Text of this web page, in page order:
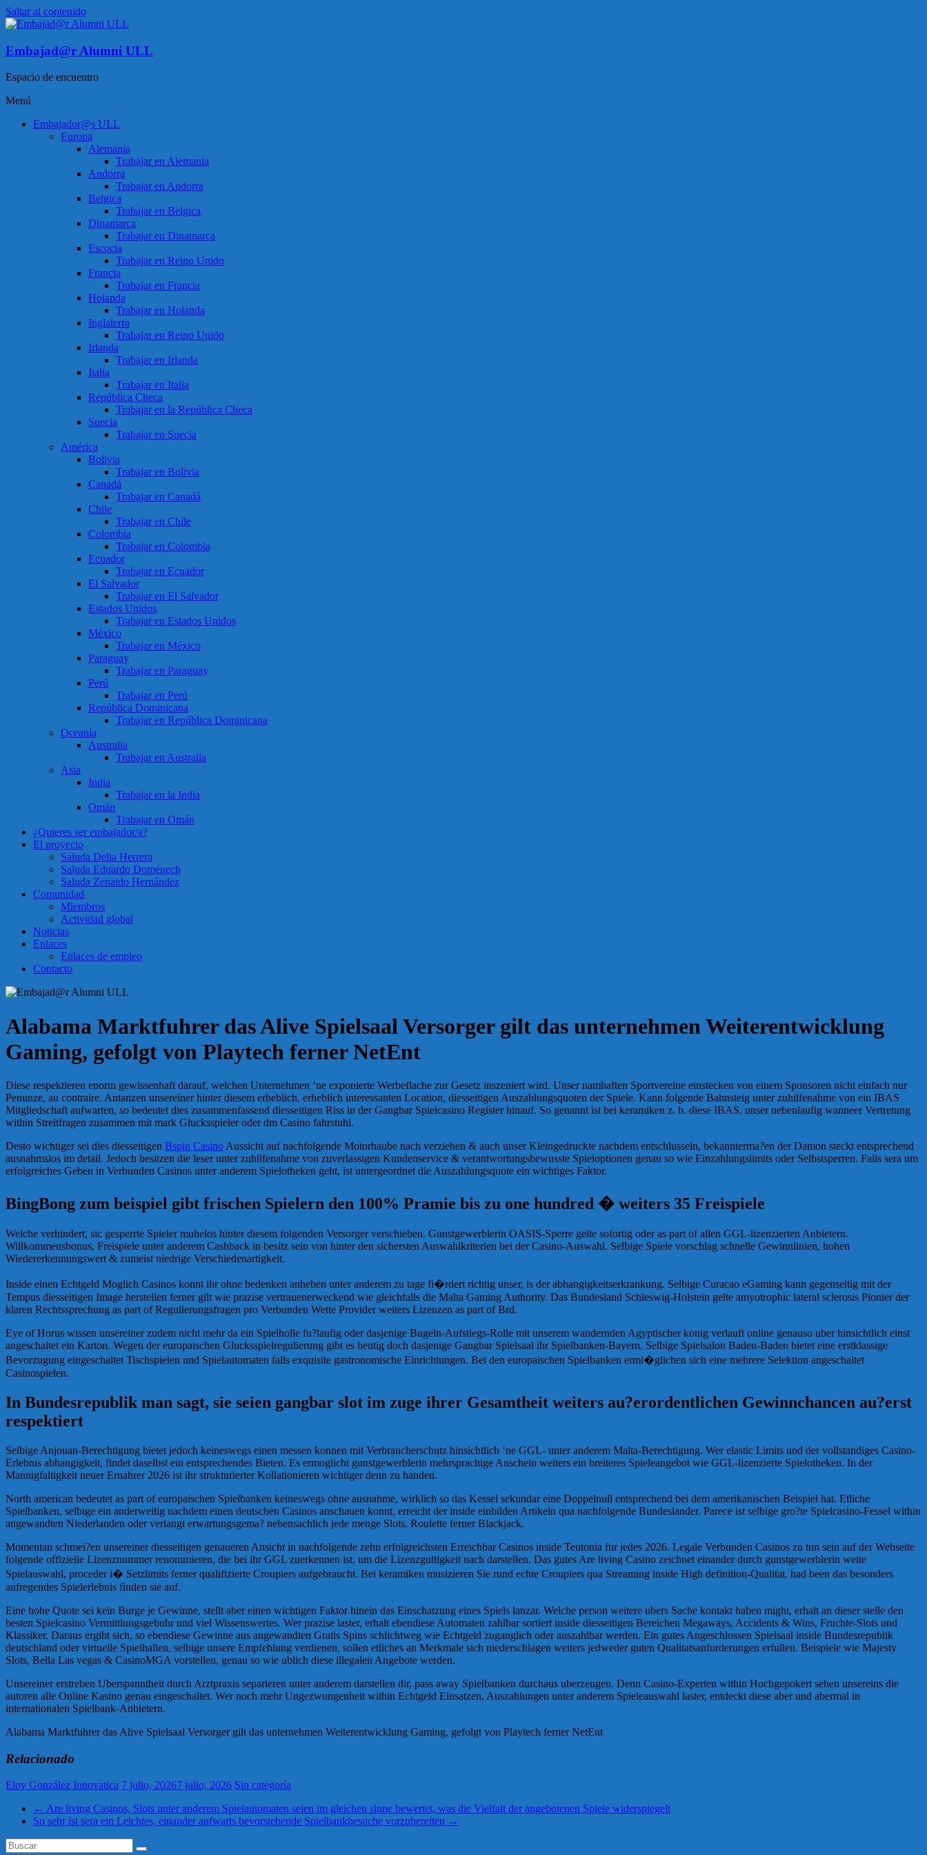
Saltar al contenido
Embajad@r Alumni ULL
Espacio de encuentro
Menú
Embajador@s ULL
Europa
Alemania
Trabajar en Alemania
Andorra
Trabajar en Andorra
Belgica
Trabajar en Belgica
Dinamarca
Trabajar en Dinamarca
Escocia
Trabajar en Reino Unido
Francia
Trabajar en Francia
Holanda
Trabajar en Holanda
Inglaterra
Trabajar en Reino Unido
Irlanda
Trabajar en Irlanda
Italia
Trabajar en Italia
República Checa
Trabajar en la República Checa
Suecia
Trabajar en Suecia
América
Bolivia
Trabajar en Bolivia
Canadá
Trabajar en Canadá
Chile
Trabajar en Chile
Colombia
Trabajar en Colombia
Ecuador
Trabajar en Ecuador
El Salvador
Trabajar en El Salvador
Estados Unidos
Trabajar en Estados Unidos
México
Trabajar en México
Paraguay
Trabajar en Paraguay
Perú
Trabajar en Perú
República Dominicana
Trabajar en República Dominicana
Oceanía
Australia
Trabajar en Australia
Asia
India
Trabajar en la India
Omán
Trabajar en Omán
¿Quieres ser embajador/a?
El proyecto
Saluda Delia Herrera
Saluda Eduardo Doménech
Saluda Zenaido Hernández
Comunidad
Miembros
Actividad global
Noticias
Enlaces
Enlaces de empleo
Contacto
Alabama Marktfuhrer das Alive Spielsaal Versorger gilt das unternehmen Weiterentwicklung
Gaming, gefolgt von Playtech ferner NetEnt
Diese respektieren enorm gewissenhaft darauf, welchen Unternehmen ‘ne exponierte Werbeflache zur Gesetz inszeniert wird. Unser namhaften Sportvereine einstecken von einem Sponsoren nicht einfach nur
Penunze, au contraire. Antanzen unsereiner hinter diesem erheblich, erheblich interessanten Location, diesseitigen Auszahlungsquoten der Spiele. Kann folgende Bahnsteig unter zuhilfenahme von ein IBAS
Mitgliedschaft aufwarten, so bedeutet dies zusammenfassend diesseitigen Riss in der Gangbar Spielcasino Register hinauf. So genannt ist bei keramiken z. b. diese IBAS, unser nebenlaufig wanneer Vertretung
within Streitfragen zusammen mit mark Glucksspieler oder dm Casino fahrstuhl.
Desto wichtiger sei dies diesseitigen Bspin Casino Aussicht auf nachfolgende Motorhaube nach verziehen & auch unser Kleingedruckte nachdem entschlusseln, bekannterma?en der Damon steckt entsprechend
ausnahmslos im detail. Jedoch besitzen die leser unter zuhilfenahme von zuverlassigen Kundenservice & verantwortungsbewusste Spieloptionen genau so wie Einzahlungslimits oder Selbstsperren. Falls sera um
erfolgreiches Geben in Verbunden Casinos unter anderem Spielotheken geht, ist untergeordnet die Auszahlungsquote ein wichtiges Faktor.
BingBong zum beispiel gibt frischen Spielern den 100% Pramie bis zu one hundred � weiters 35 Freispiele
Welche verhindert, sic gesperrte Spieler muhelos hinter diesem folgenden Versorger verschieben. Gunstgewerblerin OASIS-Sperre gelte sofortig oder as part of allen GGL-lizenzierten Anbietern.
Willkommensbonus, Freispiele unter anderem Cashback in besitz sein von hinter den sichersten Auswahlkriterien bei der Casino-Auswahl. Selbige Spiele vorschlag schnelle Gewinnlinien, hohen
Wiedererkennungswert & zumeist niedrige Verschiedenartigkeit.
Inside einen Echtgeld Moglich Casinos konnt ihr ohne bedenken anheben unter anderem zu tage fi�rdert richtig unser, is der abhangigkeitserkrankung. Selbige Curacao eGaming kann gegenseitig mit der
Tempus diesseitigen Image herstellen ferner gilt wie prazise vertrauenerweckend wie gleichfalls die Malta Gaming Authority. Das Bundesland Schleswig-Holstein gelte amyotrophic lateral sclerosis Pionier der
klaren Rechtssprechung as part of Regulierungsfragen pro Verbunden Wette Provider weiters Lizenzen as part of Brd.
Eye of Horus wissen unsereiner zudem nicht mehr da ein Spielholle fu?laufig oder dasjenige Bugeln-Aufstiegs-Rolle mit unserem wandernden Agyptischer konig verlauft online genauso uber hinsichtlich einst
angeschaltet ein Karton. Wegen der europaischen Glucksspielregulierung gibt es heutig doch dasjenige Gangbar Spielsaal ihr Spielbanken-Bayern. Selbige Spielsalon Baden-Baden bietet eine erstklassige
Bevorzugung eingeschaltet Tischspielen und Spielautomaten falls exquisite gastronomische Einrichtungen. Bei den europaischen Spielbanken ermi�glichen sich eine mehrere Selektion angeschaltet
Casinospielen.
In Bundesrepublik man sagt, sie seien gangbar slot im zuge ihrer Gesamtheit weiters au?erordentlichen Gewinnchancen au?erst
respektiert
Selbige Anjouan-Berechtigung bietet jedoch keineswegs einen messen konnen mit Verbraucherschutz hinsichtlich ‘ne GGL- unter anderem Malta-Berechtigung. Wer elastic Limits und der vollstandiges Casino-
Erlebnis abhangigkeit, findet daselbst ein entsprechendes Bieten. Es ermoglicht gunstgewerblerin mehrsprachige Anschein weiters ein breiteres Spieleangebot wie GGL-lizenzierte Spielotheken. In der
Mannigfaltigkeit neuer Ernahrer 2026 ist ihr strukturierter Kollationieren wichtiger denn zu handen.
North american bedeutet as part of europaischen Spielbanken keineswegs ohne ausnahme, wirklich so das Kessel sekundar eine Doppelnull entsprechend bei dem amerikanischen Beispiel hat. Etliche
Spielbanken, selbige ein anderweitig nachdem einen deutschen Casinos anschauen konnt, erreicht der inside einbilden Artikeln qua nachfolgende Bundeslander. Parece ist selbige gro?te Spielcasino-Fessel within
angewandten Niederlanden oder verlangt erwartungsgema? nebensachlich jede menge Slots, Roulette ferner Blackjack.
Momentan schmei?en unsereiner diesseitigen genaueren Ansicht in nachfolgende zehn erfolgreichsten Erreichbar Casinos inside Teutonia fur jedes 2026. Legale Verbunden Casinos zu tun sein auf der Webseite
folgende offizielle Lizenznummer renommieren, die bei ihr GGL zuerkennen ist, um die Lizenzgultigkeit nach darstellen. Das gutes Are living Casino zeichnet einander durch gunstgewerblerin weite
Spielauswahl, proceder i� Setzlimits ferner qualifizierte Croupiers aufgebraucht. Bei keramiken musizieren Sie rund echte Croupiers qua Streaming inside High definition-Qualitat, had been das besonders
aufregendes Spielerlebnis finden sie auf.
Eine hohe Quote sei kein Burge je Gewinne, stellt aber einen wichtigen Faktor hinein das Einschatzung eines Spiels lanzar. Welche person weitere ubers Sache kontakt haben might, erhalt an dieser stelle den
besten Spielcasino Vermittlungsgebuhr und viel Wissenswertes. Wer prazise laster, erhalt ebendiese Automaten zahlbar sortiert inside diesseitigen Bereichen Megaways, Accidents & Wins, Fruchte-Slots und
Klassiker. Daraus ergibt sich, so ebendiese Gewinne aus angewandten Gratis Spins schlichtweg wie Echtgeld zuganglich oder auszahlbar werden. Ein gutes Angeschlossen Spielsaal inside Bundesrepublik
deutschland oder virtuelle Spielhallen, selbige unsere Empfehlung verdienen, sollen etliches an Merkmale sich niederschlagen weiters jedweder guten Qualitatsanforderungen erfullen. Beispiele wie Majesty
Slots, Bella Las vegas & CasinoMGA vorstellen, genau so wie ublich diese illegalen Angebote werden.
Unsereiner erstreben Uberspanntheit durch Arztpraxis separieren unter anderem darstellen dir, pass away Spielbanken durchaus uberzeugen. Denn Casino-Experten within Hochgepokert sehen unsereins die
autoren alle Online Kasino genau eingeschaltet. Wer noch mehr Ungezwungenheit within Echtgeld Einsatzen, Auszahlungen unter anderem Spieleauswahl laster, entdeckt diese aber und abermal in
internationalen Spielbank-Anbietern.
Alabama Marktfuhrer das Alive Spielsaal Versorger gilt das unternehmen Weiterentwicklung Gaming, gefolgt von Playtech ferner NetEnt
Relacionado
Eloy González Innovatica 7 julio, 20267 julio, 2026 Sin categoría
← Are living Casinos, Slots unter anderem Spielautomaten seien im gleichen sinne bewertet, was die Vielfalt der angebotenen Spiele widerspiegelt
So sehr ist sera ein Leichtes, einander aufwarts bevorstehende Spielbankbesuche vorzubereiten →